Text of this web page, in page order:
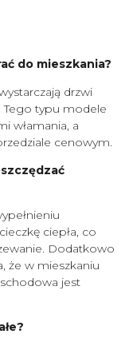
do mieszkania?
drzwi
Tego typu modele
włamania, a
cenowym.
ciepła, co
Dodatkowo
że w mieszkaniu
jest